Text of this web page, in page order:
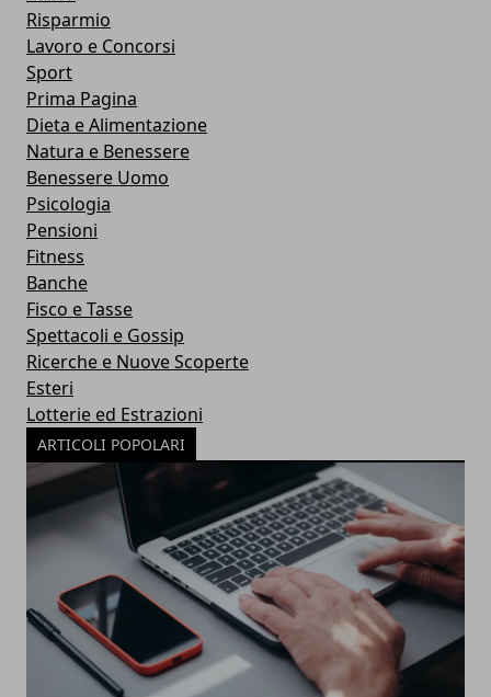
Risparmio
Lavoro e Concorsi
Sport
Prima Pagina
Dieta e Alimentazione
Natura e Benessere
Benessere Uomo
Psicologia
Pensioni
Fitness
Banche
Fisco e Tasse
Spettacoli e Gossip
Ricerche e Nuove Scoperte
Esteri
Lotterie ed Estrazioni
ARTICOLI POPOLARI